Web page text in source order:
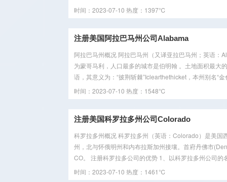
时间：2023-07-10 热度：1397℃
注册美国阿拉巴马州公司Alabama
阿拉巴马州概况 阿拉巴马州（又译亚拉巴马州；英语：
为蒙哥马利，人口最多的城市是伯明翰 。土地面积最大
语，其意义为：“披荆斩棘”Iclearthethicket，本州别名“金
时间：2023-07-10 热度：1548℃
注册美国科罗拉多州公司Colorado
科罗拉多州概况 科罗拉多州（英语：Colorado）是美
州，北与怀俄明州和内布拉斯加州接壤。首府丹佛市
CO。 注册科罗拉多公司的优势 1、以科罗拉多州公司的
时间：2023-07-10 热度：1461℃